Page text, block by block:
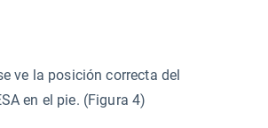
ve la posición correcta del
en el pie. (Figura 4)